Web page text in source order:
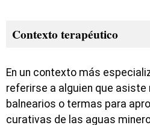
Contexto terapéutico
En un contexto más
referirse a alguien que asiste
balnearios o termas para
curativas de las aguas